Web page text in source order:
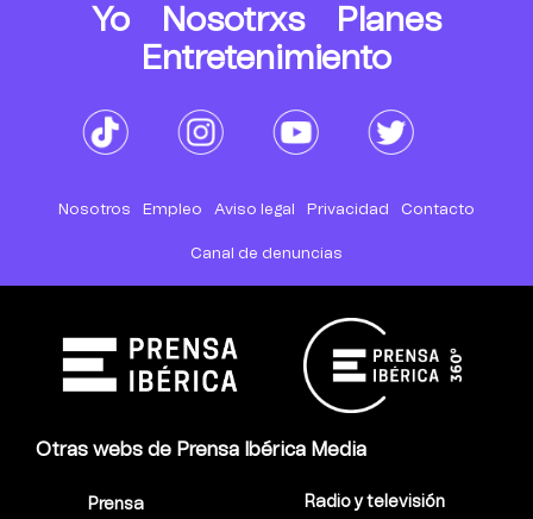
Yo Nosotrxs
Planes
Entretenimiento
Nosotros Empleo Aviso legal Privacidad Contacto
Canal de denuncias
Otras webs de Prensa Ibérica Media
Prensa Radio y televisión